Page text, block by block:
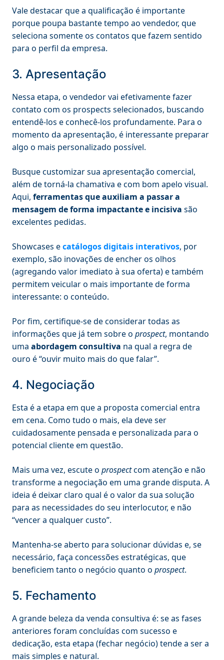
Vale destacar que a qualificação é importante
porque poupa bastante tempo ao vendedor, que
seleciona somente os contatos que fazem sentido
para o perfil da empresa.
3. Apresentação
Nessa etapa, o vendedor vai efetivamente fazer
contato com os prospects selecionados, buscando
entendê-los e conhecê-los profundamente. Para o
momento da apresentação, é interessante preparar
algo o mais personalizado possível.
Busque customizar sua apresentação comercial,
além de torná-la chamativa e com bom apelo visual.
Aqui, ferramentas que auxiliam a passar a
mensagem de forma impactante e incisiva são
excelentes pedidas.
Showcases ecatálogos digitais interativos, por
exemplo, são inovações de encher os olhos
(agregando valor imediato à sua oferta) e também
permitem veicular o mais importante de forma
interessante: o conteúdo.
Por fim, certifique-se de considerar todas as
informações que já tem sobre o prospect, montando
uma abordagem consultiva na qual a regra de
ouro é “ouvir muito mais do que falar”.
4. Negociação
Esta é a etapa em que a proposta comercial entra
em cena. Como tudo o mais, ela deve ser
cuidadosamente pensada e personalizada para o
potencial cliente em questão.
Mais uma vez, escute o prospectcom atenção e não
transforme a negociação em uma grande disputa. A
ideia é deixar claro qual é o valor da sua solução
para as necessidades do seu interlocutor, e não
“vencer a qualquer custo”.
Mantenha-se aberto para solucionar dúvidas e, se
necessário, faça concessões estratégicas, que
beneficiem tanto o negócio quanto o prospect.
5. Fechamento
A grande beleza da venda consultiva é: se as fases
anteriores foram concluídas com sucesso e
dedicação, esta etapa (fechar negócio) tende a ser a
mais simples e natural.